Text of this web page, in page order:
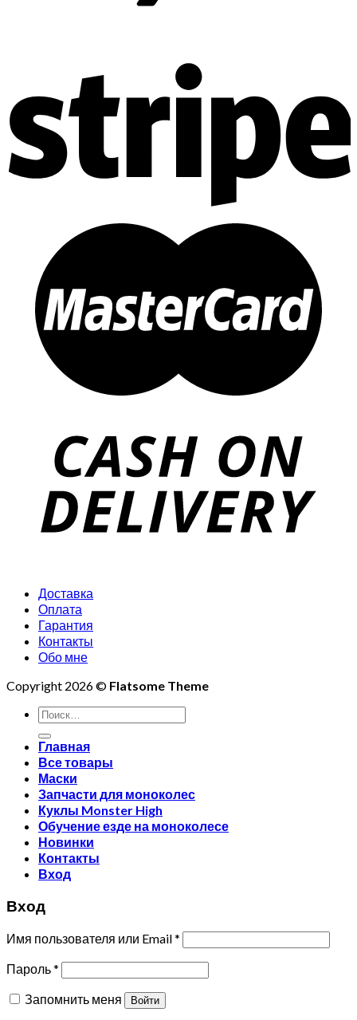
Доставка
Оплата
Гарантия
Контакты
Обо мне
Copyright 2026 © Flatsome Theme
Искать:
Главная
Все товары
Маски
Запчасти для моноколес
Куклы Monster High
Обучение езде на моноколесе
Новинки
Контакты
Вход
Вход
Имя пользователя или Email*
Пароль*
Запомнить меня
Войти